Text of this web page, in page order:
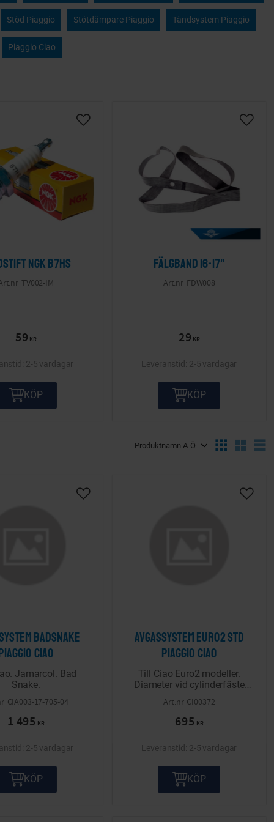
Stöd Piaggio Stötdämpare Piaggio Tändsystem Piaggio
Piaggio Ciao
NGK B7HS
TV002-IM
59 KR
2-5 vardagar
KÖP
Fälgband 16-17"
FDW008
29 KR
2-5 vardagar
KÖP
Badsnake
Ciao
Jamarcol. Bad
Snake.
CIA003-17-705-04
1 495 KR
Lägg till i önskelista
2-5 vardagar
KÖP
Avgassystem Euro2 std
Piaggio Ciao
Till Ciao Euro2 modeller.
Diameter vid cylinderfäste
23.5mm
CI00372
695 KR
Lägg
2-5 vardagar
KÖP